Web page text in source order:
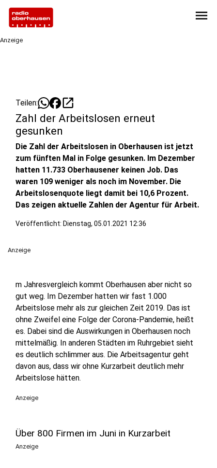
menu
Anzeige
Teilen: open_in_new
Zahl der Arbeitslosen erneut
gesunken
Die Zahl der Arbeitslosen in Oberhausen ist jetzt
zum fünften Mal in Folge gesunken. Im Dezember
hatten 11.733 Oberhausener keinen Job. Das
waren 109 weniger als noch im November. Die
Arbeitslosenquote liegt damit bei 10,6 Prozent.
Das zeigen aktuelle Zahlen der Agentur für Arbeit.
Veröffentlicht: Dienstag, 05.01.2021 12:36
Anzeige
m Jahresvergleich kommt Oberhausen aber nicht so
gut weg. Im Dezember hatten wir fast 1.000
Arbeitslose mehr als zur gleichen Zeit 2019. Das ist
ohne Zweifel eine Folge der Corona-Pandemie, heißt
es. Dabei sind die Auswirkungen in Oberhausen noch
mittelmäßig. In anderen Städten im Ruhrgebiet sieht
es deutlich schlimmer aus. Die Arbeitsagentur geht
davon aus, dass wir ohne Kurzarbeit deutlich mehr
Arbeitslose hätten.
Anzeige
Über 800 Firmen im Juni in Kurzarbeit
Anzeige